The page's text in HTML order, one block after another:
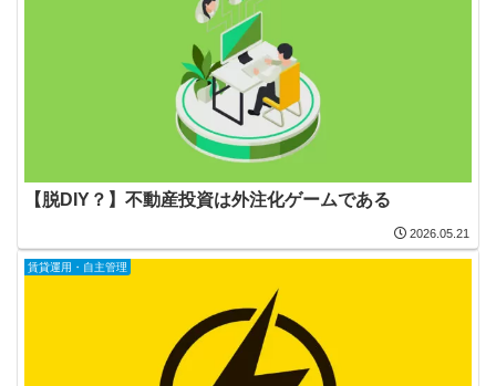
【脱DIY？】不動産投資は外注化ゲームである
2026.05.21
賃貸運用・自主管理